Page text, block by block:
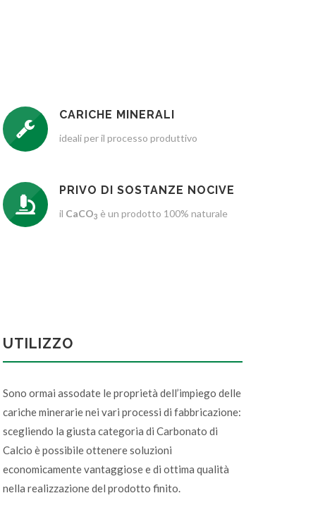
CARICHE MINERALI
ideali per il processo produttivo
PRIVO DI SOSTANZE NOCIVE
il CaCO3 è un prodotto 100% naturale
UTILIZZO
Sono ormai assodate le proprietà dell’impiego delle
cariche minerarie nei vari processi di fabbricazione:
scegliendo la giusta categoria di Carbonato di
Calcio è possibile ottenere soluzioni
economicamente vantaggiose e di ottima qualità
nella realizzazione del prodotto finito.